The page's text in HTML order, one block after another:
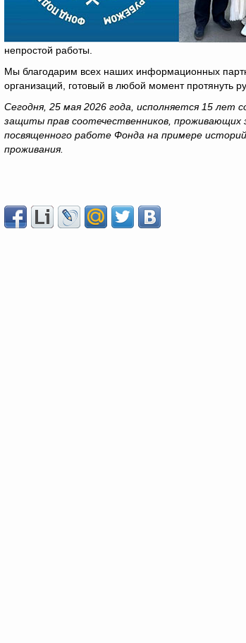
непростой работы.
Мы благодарим всех наших информационных
организаций, готовый в любой момент протянуть
Сегодня, 25 мая 2026 года, исполняется 15 лет
защиты прав соотечественников, проживающих
посвященного работе Фонда на примере
проживания.